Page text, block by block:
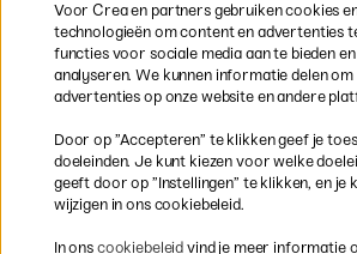
Ireland
Germany
UK
EU
gelden voor
Snel en veilig met creditcard
Voor Crea en partners gebruiken cookies
technologieën om content en advertenties
functies voor sociale media aan te bieden
analyseren. We kunnen informatie delen
advertenties op onze website en andere
Door op ”Accepteren” te klikken geef je
doeleinden. Je kunt kiezen voor welke
geeft door op ”Instellingen” te klikken, en je
wijzigen in ons cookiebeleid.
In ons cookiebeleid vind je meer informatie